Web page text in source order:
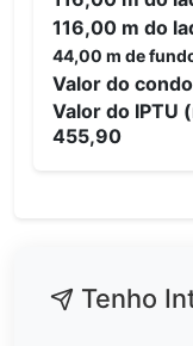
116,00 m do
44,00 m de
Valor do
Valor do IPTU
455,90
Tenho